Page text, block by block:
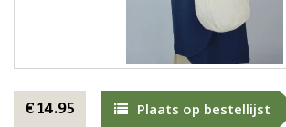
€ 14.95 Plaats op bestellijst